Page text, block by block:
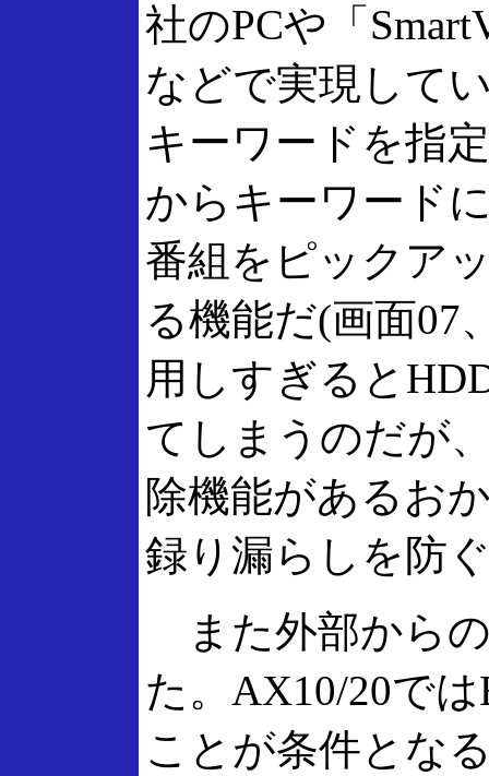
社のPCや「
などで実現して
キーワードを指
からキーワード
番組をピックア
る機能だ(画面07
用しすぎると
てしまうのだが
除機能があるお
録り漏らしを防
また外部から
た。AX10/20で
ことが条件とな